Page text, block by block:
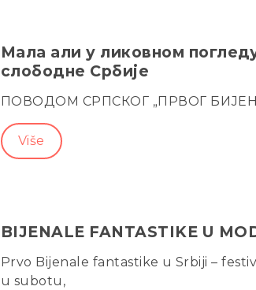
Мала али у ликовном
слободне Србије
ПОВОДОМ СРПСКОГ „ПРВОГ
Više
BIJENALE FANTASTIKE U
Prvo Bijenale fantastike u Srbiji –
u subotu,